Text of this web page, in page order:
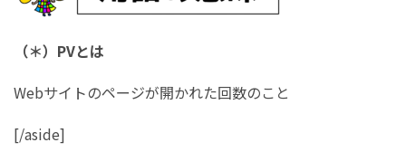
（＊）PVとは
Webサイトのページが開かれた回数のこと
[/aside]